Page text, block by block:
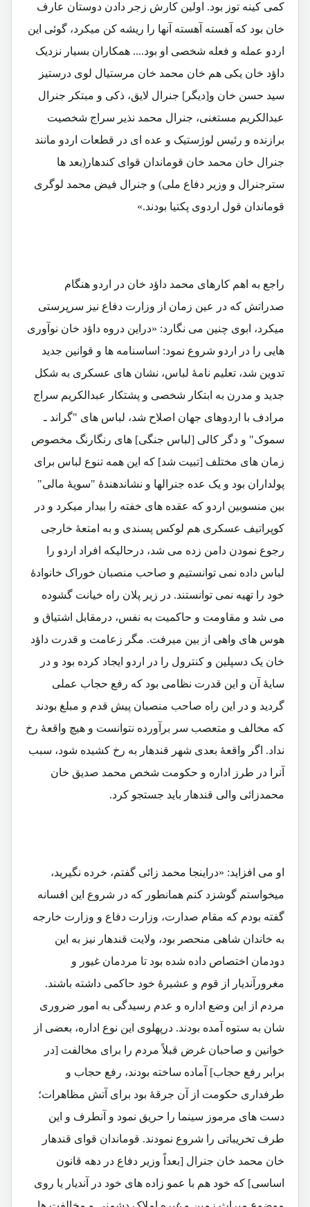
کمی کینه توز بود. اولین کارش زجر دادن دوستان عارف
خان بود که آهسته آهسته آنها را ریشه کن میکرد، گوئی این
اردو عمله و فعله شخصی او بود.... همکاران بسیار نزدیک
داؤد خان یکی هم خان محمد خان مرستیال لوی درستیز
سید حسن خان و[دیگر] جنرال لایق، ذکی و مبتکر جنرال
عبدالکریم مستغنی، جنرال محمد نذیر سراج شخصیت
برازنده و رئیس لوژستیک و عده ای در قطعات اردو مانند
جنرال خان محمد خان قوماندان قوای کندهار(بعد ها
سترجنرال و وزیر دفاع ملی) و جنرال فیض محمد لوگری
قوماندان قول اردوی پکتیا بودند.»
راجع به اهم کارهای محمد داؤد خان در اردو هنگام
صدراتش که در عین زمان از وزارت دفاع نیز سرپرستی
میکرد، ابوی چنین می نگارد: «دراین دروه داؤد خان نوآوری
هایی را در اردو شروع نمود: اساسنامه ها و قوانین جدید
تدوین شد، تعلیم نامۀ لباس، نشان های عسکری به شکل
جدید و مدرن به ابتکار شخصی و پشتکار عبدالکریم سراج
مرادف با اردوهای جهان اصلاح شد، لباس های "گراند ـ
سموک" و دگر کالی [لباس جنگی] های رنگارنگ مخصوص
زمان های مختلف [تبیت شد] که این همه تنوع لباس برای
پولداران بود و یک عده جنرالها و نشاندهندۀ "سویۀ مالی"
بین منسوبین اردو که عقده های خفته را بیدار میکرد و در
کوپراتیف عسکری هم لوکس پسندی و به امتعۀ خارجی
رجوع نمودن دامن زده می شد، درحالیکه افراد اردو را
لباس داده نمی توانستیم و صاحب منصبان خوراک خانوادۀ
خود را تهیه نمی توانستند. در زیر پلان راه خیانت گشوده
می شد و مقاومت و حاکمیت به نفس، درمقابل اشتیاق و
هوس های واهی از بین میرفت. مگر زعامت و قدرت داؤد
خان یک دسپلین و کنترول را در اردو ایجاد کرده بود و در
سایۀ آن و این قدرت نظامی بود که رفع حجاب عملی
گردید و در این راه صاحب منصبان پیش قدم و مبلغ بودند
که مخالف و متعصب سر برآورده نتوانست و هیچ واقعۀ رخ
نداد. اگر واقعۀ بعدی شهر قندهار به رخ کشیده شود، سبب
آنرا در طرز اداره و حکومت شخص محمد صدیق خان
محمدزائی والی قندهار باید جستجو کرد.
او می افزاید: «دراینجا محمد زائی گفتم، خرده نگیرید،
میخواستم گوشزد کنم همانطور که در شروع این افسانه
گفته بودم که مقام صدارت، وزارت دفاع و وزارت خارجه
به خاندان شاهی منحصر بود، ولایت قندهار نیز به این
دودمان اختصاص داده شده بود تا مردمان غیور و
مغرورآندیار از قوم و عشیرۀ خود حاکمی داشته باشند.
مردم از این وضع اداره و عدم رسیدگی به امور ضروری
شان به ستوه آمده بودند. درپهلوی این نوع اداره، بعضی از
خوانین و صاحبان غرض قبلاً مردم را برای مخالفت [در
برابر رفع حجاب] آماده ساخته بودند، رفع حجاب و
طرفداری حکومت از آن جرقۀ بود برای آتش مظاهرات؛
دست های مرموز سینما را حریق نمود و آنطرف و این
طرف تخریباتی را شروع نمودند. قوماندان قوای قندهار
خان محمد خان جنرال [بعداً وزیر دفاع در دهه قانون
اساسی] که خود هم با عمو زاده های خود در آندیار یا روی